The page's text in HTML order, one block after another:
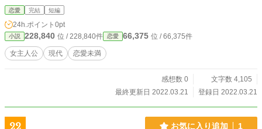
恋愛 完結 短編
24h.ポイント 0pt
小説 228,840 位 / 228,840件 恋愛 66,375 位 / 66,375件
女主人公 現代 恋愛未満
感想数 0
文字数 4,105
最終更新日 2022.03.21
登録日 2022.03.21
22 お気に入り追加 1